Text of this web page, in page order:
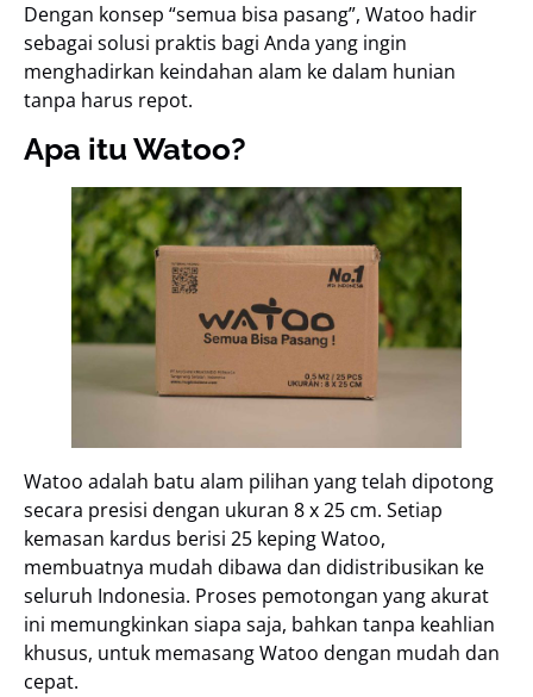
Dengan konsep “semua bisa pasang”, Watoo hadir
sebagai solusi praktis bagi Anda yang ingin
menghadirkan keindahan alam ke dalam hunian
tanpa harus repot.
Apa itu Watoo?
Watoo adalah batu alam pilihan yang telah dipotong
secara presisi dengan ukuran 8 x 25 cm. Setiap
kemasan kardus berisi 25 keping Watoo,
membuatnya mudah dibawa dan didistribusikan ke
seluruh Indonesia. Proses pemotongan yang akurat
ini memungkinkan siapa saja, bahkan tanpa keahlian
khusus, untuk memasang Watoo dengan mudah dan
cepat.